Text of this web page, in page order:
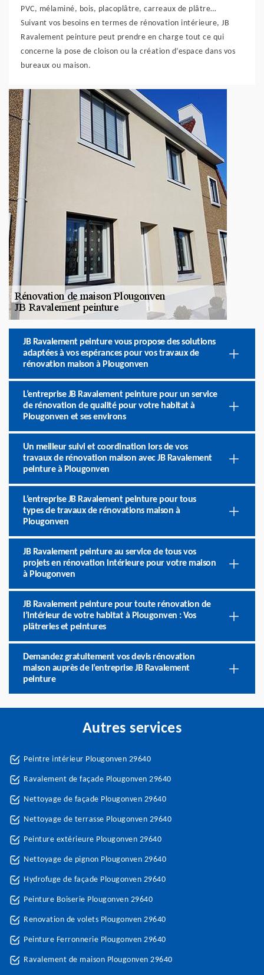
PVC, mélaminé, bois, placoplâtre, carreaux de plâtre…
Suivant vos besoins en termes de rénovation intérieure, JB
Ravalement peinture peut prendre en charge tout ce qui
concerne la pose de cloison ou la création d’espace dans vos
bureaux ou maison.
JB Ravalement peinture vous propose des solutions
adaptées à vos espérances pour vos travaux de
rénovation maison à Plougonven
L’entreprise JB Ravalement peinture pour un service
de rénovation de qualité pour votre habitat à
Plougonven et ses environs
Un meilleur suivi et coordination lors de vos
travaux de rénovation maison avec JB Ravalement
peinture à Plougonven
L’entreprise JB Ravalement peinture pour tous
types de travaux de rénovations maison à
Plougonven
JB Ravalement peinture au service de tous vos
projets en rénovation intérieure pour votre maison
à Plougonven
JB Ravalement peinture pour toute rénovation de
l’intérieur de votre habitat à Plougonven : Vos
plâtreries et peintures
Demandez gratuitement vos devis rénovation
maison auprès de l’entreprise JB Ravalement
peinture
Autres services
Peintre intérieur Plougonven 29640
Ravalement de façade Plougonven 29640
Nettoyage de façade Plougonven 29640
Nettoyage de terrasse Plougonven 29640
Peinture extérieure Plougonven 29640
Nettoyage de pignon Plougonven 29640
Hydrofuge de façade Plougonven 29640
Peinture Boiserie Plougonven 29640
Renovation de volets Plougonven 29640
Peinture Ferronnerie Plougonven 29640
Ravalement de maison Plougonven 29640